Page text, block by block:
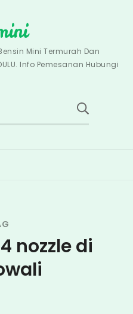
Mini Termurah Dan
Info Pemesanan Hubungi
nozzle di